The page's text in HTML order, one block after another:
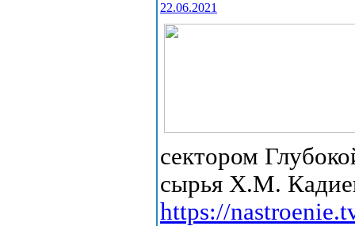
22.06.2021
сектором
сырья Х.М.
https://